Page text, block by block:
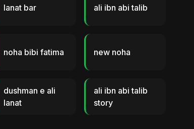
lanat bar ali ibn abi talib
noha bibi fatima new noha
dushman e ali
lanat
ali ibn abi talib
story